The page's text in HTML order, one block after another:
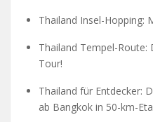
Thailand Insel-Hopping:
Thailand Tempel-Route:
Tour!
Thailand für Entdecker:
ab Bangkok in 50-km-